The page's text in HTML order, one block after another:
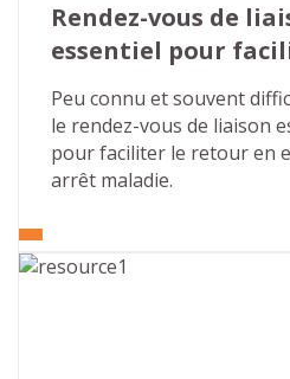
Rendez-vous de
essentiel pour
en emploi
Peu connu et souvent
le rendez-vous de liaison
pour faciliter le retour en
arrêt maladie.